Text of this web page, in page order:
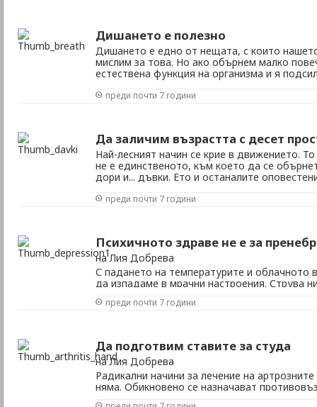
Дишането е полезно
Дишането е едно от нещата, с които
мислим за това. Но ако обърнем малко
естествена функция на организма и я
усилие, ще открием колко благотворни са
белите дробове. Това е така, защото:
преди почти 7 години
Да заличим възрастта с десет
Най-лесният начин се крие в движението.
не е единственото, към което да се
дори и... дъвки. Ето и останалите
факти за борбата със стареенето. Марш в
тежести забавят признаците на стареене,
преди почти 7 години
Психичното здраве не е за
на Лия Добрева
С падането на температурите и облачното
да изпадаме в мрачни настроения. Струва
определяме подобни пропадания като
преди почти 7 години
Да подготвим ставите за студа
на Лия Добрева
Радикални начини за лечение на
няма. Обикновено се назначават